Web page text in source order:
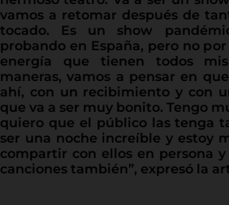
vamos a retomar después de
tocado. Es un show
probando en España, pero no
energía que tienen todos
maneras, vamos a pensar en
ahí, con un recibimiento y con
que va a ser muy bonito. Tengo
quiero que el público las tenga
ser una noche increíble y estoy
compartir con ellos en persona
canciones también”, expresó la